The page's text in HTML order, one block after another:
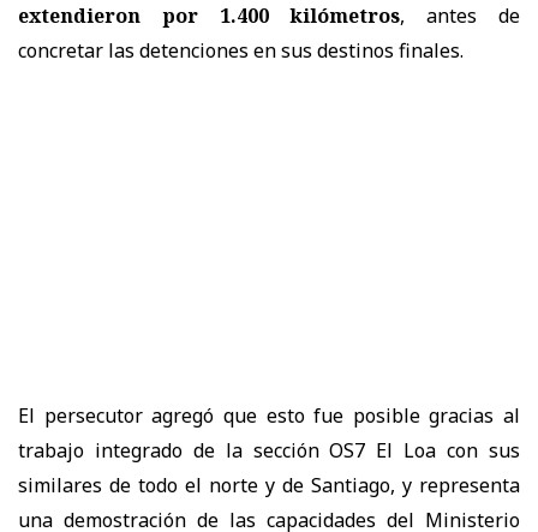
extendieron por 1.400 kilómetros, antes de
concretar las detenciones en sus destinos finales.
El persecutor agregó que esto fue posible gracias al
trabajo integrado de la sección OS7 El Loa con sus
similares de todo el norte y de Santiago, y representa
una demostración de las capacidades del Ministerio